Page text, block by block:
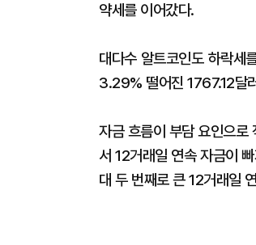
약세를 이어갔다.
대다수 알트코인도 하락
3.29% 떨어진 1767.12달
자금 흐름이 부담 요인으
서 12거래일 연속 자금이
대 두 번째로 큰 12거래일